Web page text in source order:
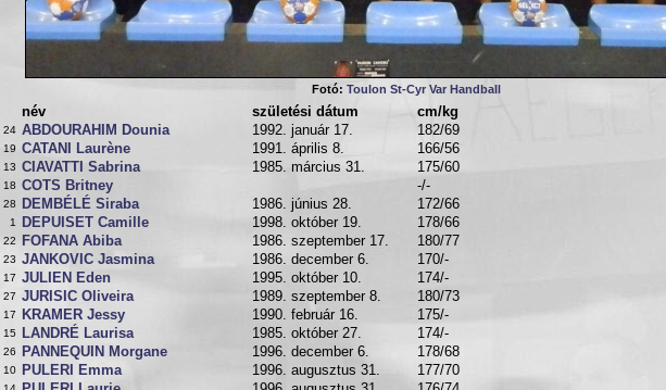
Fotó: Toulon St-Cyr Var Handball
név születési dátum cm/kg
24 ABDOURAHIM Dounia 1992. január 17. 182/69
19 CATANI Laurène 1991. április 8. 166/56
13 CIAVATTI Sabrina 1985. március 31. 175/60
18 COTS Britney -/-
28 DEMBÉLÉ Siraba 1986. június 28. 172/66
1 DEPUISET Camille 1998. október 19. 178/66
22 FOFANA Abiba 1986. szeptember 17. 180/77
23 JANKOVIC Jasmina 1986. december 6. 170/-
17 JULIEN Eden 1995. október 10. 174/-
27 JURISIC Oliveira 1989. szeptember 8. 180/73
17 KRAMER Jessy 1990. február 16. 175/-
15 LANDRÉ Laurisa 1985. október 27. 174/-
26 PANNEQUIN Morgane 1996. december 6. 178/68
10 PULERI Emma 1996. augusztus 31. 177/70